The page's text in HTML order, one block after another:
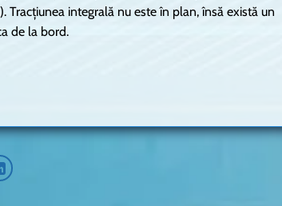
integrală nu este în plan, însă există un
de la bord.